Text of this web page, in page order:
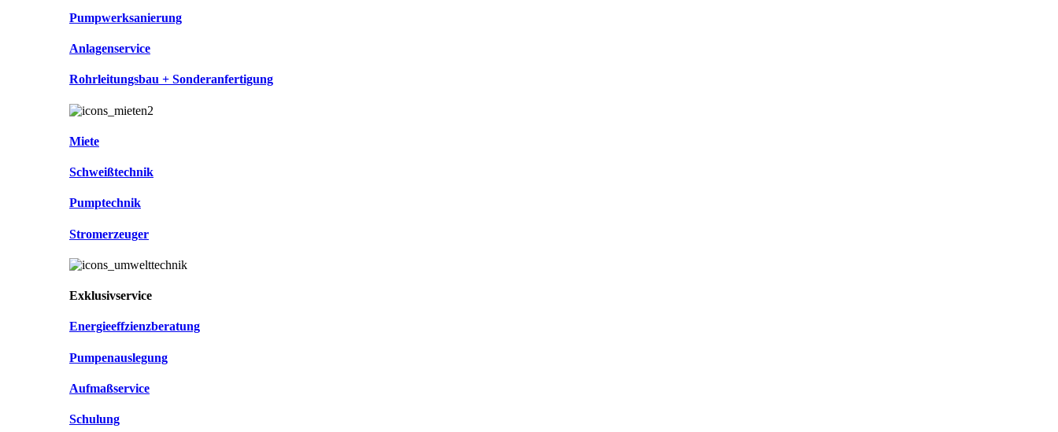
Pumpwerksanierung
Anlagenservice
Rohrleitungsbau + Sonderanfertigung
Miete
Schweißtechnik
Pumptechnik
Stromerzeuger
Exklusivservice
Energieeffzienzberatung
Pumpenauslegung
Aufmaßservice
Schulung